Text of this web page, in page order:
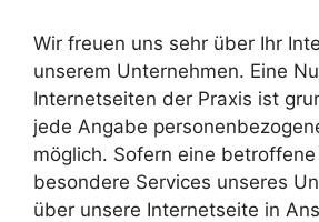
Wir freuen uns sehr über Ihr
unserem Unternehmen. Eine
Internetseiten der Praxis ist
jede Angabe
möglich. Sofern eine betroffene
besondere Services unseres
über unsere Internetseite in